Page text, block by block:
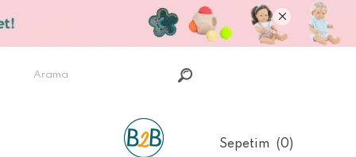
Sepetim 0